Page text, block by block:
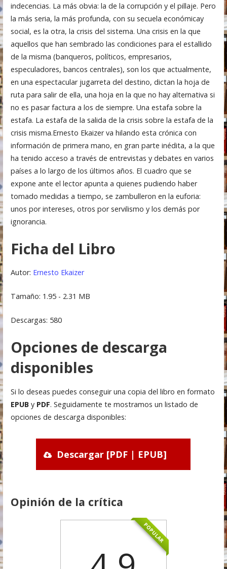
indecencias. La más obvia: la de la corrupción y el pillaje. Pero
la más seria, la más profunda, con su secuela económicay
social, es la otra, la crisis del sistema. Una crisis en la que
aquellos que han sembrado las condiciones para el estallido
de la misma (banqueros, políticos, empresarios,
especuladores, bancos centrales), son los que actualmente,
en una espectacular jugarreta del destino, dictan la hoja de
ruta para salir de ella, una hoja en la que no hay alternativa si
no es pasar factura a los de siempre. Una estafa sobre la
estafa. La estafa de la salida de la crisis sobre la estafa de la
crisis misma.Ernesto Ekaizer va hilando esta crónica con
información de primera mano, en gran parte inédita, a la que
ha tenido acceso a través de entrevistas y debates en varios
países a lo largo de los últimos años. El cuadro que se
expone ante el lector apunta a quienes pudiendo haber
tomado medidas a tiempo, se zambulleron en la euforia:
unos por intereses, otros por servilismo y los demás por
ignorancia.
Ficha del Libro
Autor: Ernesto Ekaizer
Tamaño: 1.95 - 2.31 MB
Descargas: 580
Opciones de descarga
disponibles
Si lo deseas puedes conseguir una copia del libro en formato
EPUBy PDF. Seguidamente te mostramos un listado de
opciones de descarga disponibles:
Descargar [PDF | EPUB]
Opinión de la crítica
POPULAR